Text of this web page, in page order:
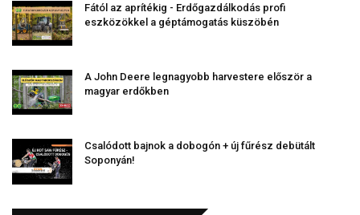
Fától az aprítékig - Erdőgazdálkodás profi
eszközökkel a géptámogatás küszöbén
A John Deere legnagyobb harvestere először a
magyar erdőkben
Csalódott bajnok a dobogón + új fűrész debütált
Soponyán!